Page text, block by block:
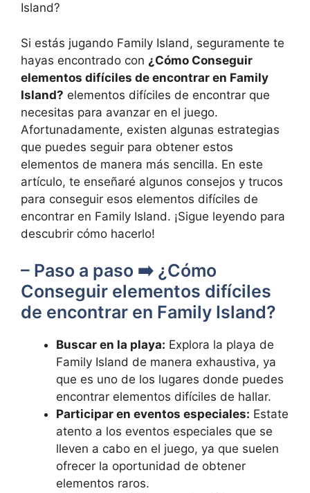
Island?
Si estás jugando Family Island, seguramente te
hayas encontrado con ¿Cómo Conseguir
elementos difíciles de encontrar en Family
Island? elementos difíciles de encontrar que
necesitas para avanzar en el juego.
Afortunadamente, existen algunas estrategias
que puedes seguir para obtener estos
elementos de manera más sencilla. En este
artículo, te enseñaré algunos consejos y trucos
para conseguir esos elementos difíciles de
encontrar en Family Island. ¡Sigue leyendo para
descubrir cómo hacerlo!
– Paso a paso ➡️ ¿Cómo
Conseguir elementos difíciles
de encontrar en Family Island?
Buscar en la playa: Explora la playa de
Family Island de manera exhaustiva, ya
que es uno de los lugares donde puedes
encontrar elementos difíciles de hallar.
Participar en eventos especiales: Estate
atento a los eventos especiales que se
lleven a cabo en el juego, ya que suelen
ofrecer la oportunidad de obtener
elementos raros.